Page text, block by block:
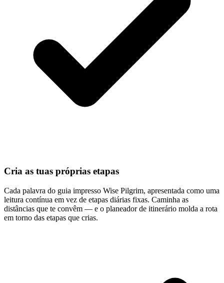
Cria as tuas próprias etapas
Cada palavra do guia impresso Wise Pilgrim, apresentada como uma
leitura contínua em vez de etapas diárias fixas. Caminha as
distâncias que te convêm — e o planeador de itinerário molda a rota
em torno das etapas que crias.